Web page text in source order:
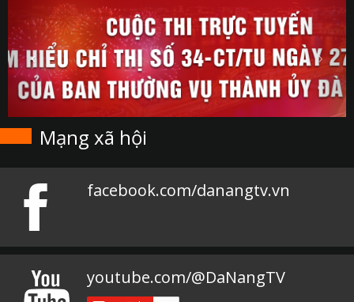
Mạng xã hội
facebook.com/danangtv.vn
youtube.com/@DaNangTV